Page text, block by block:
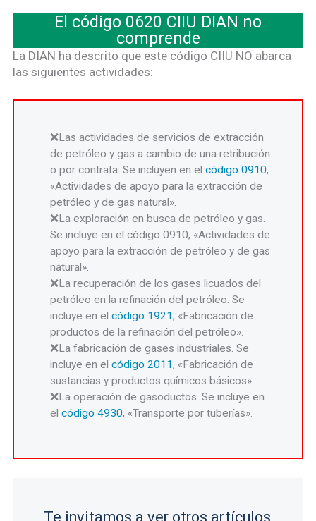
El código 0620 CIIU DIAN no
comprende
La DIAN ha descrito que este código CIIU NO abarca
las siguientes actividades:
Las actividades de servicios de extracción
de petróleo y gas a cambio de una retribución
o por contrata. Se incluyen en elcódigo 0910,
«Actividades de apoyo para la extracción de
petróleo y de gas natural».
La exploración en busca de petróleo y gas.
Se incluye en el código 0910, «Actividades de
apoyo para la extracción de petróleo y de gas
natural».
La recuperación de los gases licuados del
petróleo en la refinación del petróleo. Se
incluye en elcódigo 1921, «Fabricación de
productos de la refinación del petróleo».
La fabricación de gases industriales. Se
incluye en elcódigo 2011, «Fabricación de
sustancias y productos químicos básicos».
La operación de gasoductos. Se incluye en
elcódigo 4930, «Transporte por tuberías».
Te invitamos a ver otros artículos